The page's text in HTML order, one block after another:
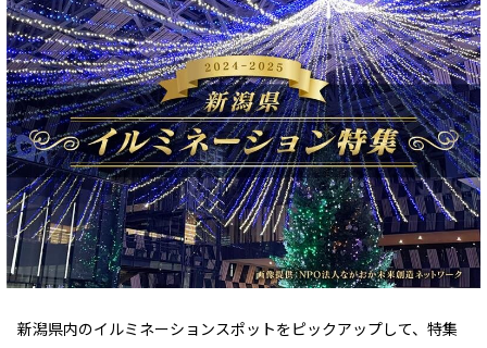
新潟県内のイルミネーションスポットをピックアップして、特集